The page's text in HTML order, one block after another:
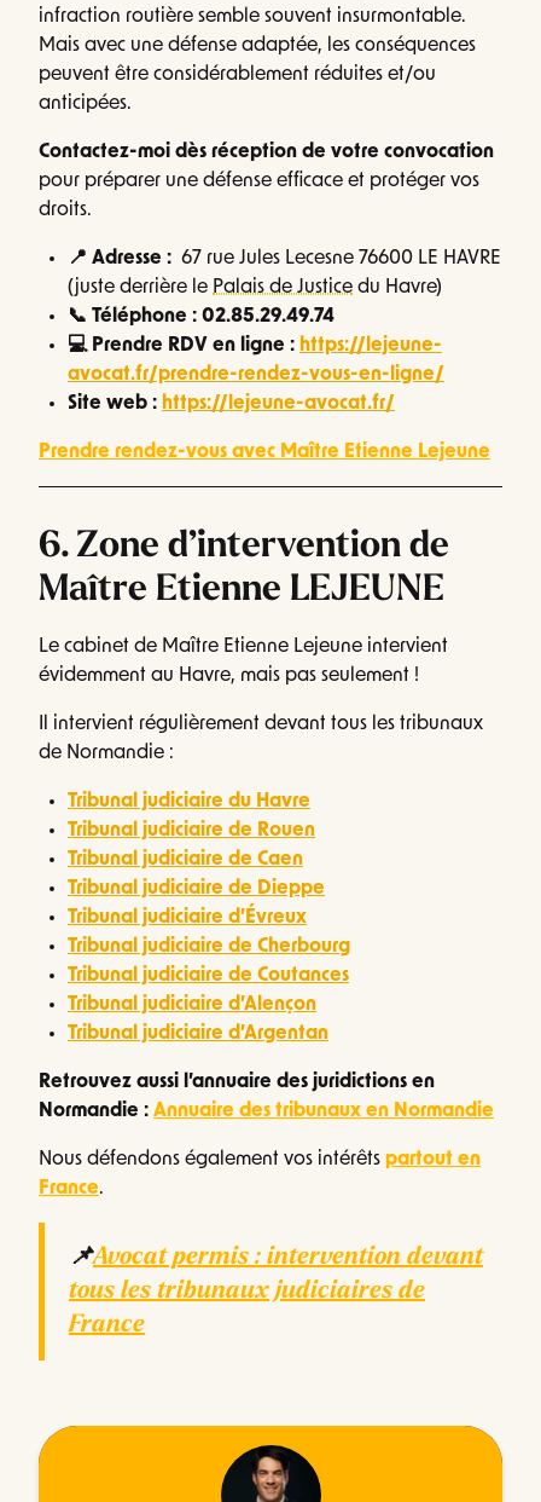
infraction routière semble souvent insurmontable.
Mais avec une défense adaptée, les conséquences
peuvent être considérablement réduites et/ou
anticipées.
Contactez-moi dès réception de votre convocation
pour préparer une défense efficace et protéger vos
droits.
📍 Adresse : 67 rue Jules Lecesne 76600 LE HAVRE
(juste derrière le Palais de Justice du Havre)
📞 Téléphone : 02.85.29.49.74
💻 Prendre RDV en ligne : https://lejeune-
avocat.fr/prendre-rendez-vous-en-ligne/
Site web : https://lejeune-avocat.fr/
Prendre rendez-vous avec Maître Etienne Lejeune
6. Zone d’intervention de
Maître Etienne LEJEUNE
Le cabinet de Maître Etienne Lejeune intervient
évidemment au Havre, mais pas seulement !
Il intervient régulièrement devant tous les tribunaux
de Normandie :
Tribunal judiciaire du Havre
Tribunal judiciaire de Rouen
Tribunal judiciaire de Caen
Tribunal judiciaire de Dieppe
Tribunal judiciaire d’Évreux
Tribunal judiciaire de Cherbourg
Tribunal judiciaire de Coutances
Tribunal judiciaire d’Alençon
Tribunal judiciaire d’Argentan
Retrouvez aussi l’annuaire des juridictions en
Normandie : Annuaire des tribunaux en Normandie
Nous défendons également vos intérêts partout en
France.
📌Avocat permis : intervention devant
tous les tribunaux judiciaires de
France